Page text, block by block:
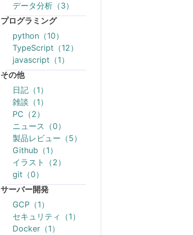
データ分析（3）
プログラミング
python（10）
TypeScript（12）
javascript（1）
その他
日記（1）
雑談（1）
PC（2）
ニュース（0）
製品レビュー（5）
Github（1）
イラスト（2）
git（0）
サーバー開発
GCP（1）
セキュリティ（1）
Docker（1）